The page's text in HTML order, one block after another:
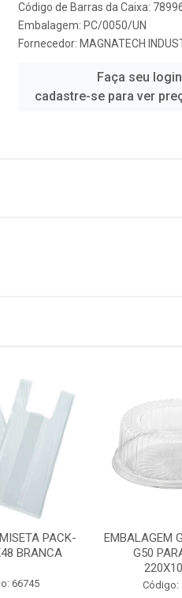
Código de Barras da Caixa:
Embalagem: PC/0050/UN
Fornecedor: MAGNATECH
Faça seu
cadastre-se para ver
PACK-
BRANCA
66745
EMBALAGEM
G50
Código: